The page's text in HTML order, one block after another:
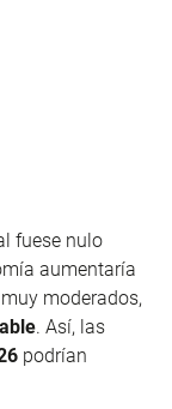
fuese nulo
aumentaría
moderados,
. Así, las
podrían